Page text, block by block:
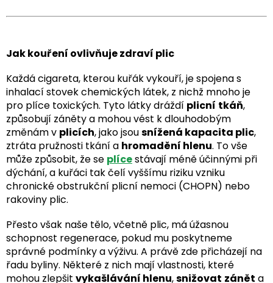
Jak kouření ovlivňuje zdraví plic
Každá cigareta, kterou kuřák vykouří, je spojena s
inhalací stovek chemických látek, z nichž mnoho je
pro plíce toxických. Tyto látky dráždí plicní tkáň,
způsobují záněty a mohou vést k dlouhodobým
změnám v plicích, jako jsousnížená kapacita plic,
ztráta pružnosti tkání a hromadění hlenu. To vše
může způsobit, že se plícestávají méně účinnými při
dýchání, a kuřáci tak čelí vyššímu riziku vzniku
chronické obstrukční plicní nemoci (CHOPN) nebo
rakoviny plic.
Přesto však naše tělo, včetně plic, má úžasnou
schopnost regenerace, pokud mu poskytneme
správné podmínky a výživu. A právě zde přicházejí na
řadu byliny. Některé z nich mají vlastnosti, které
mohou zlepšit vykašlávání hlenu,snižovat zánět a